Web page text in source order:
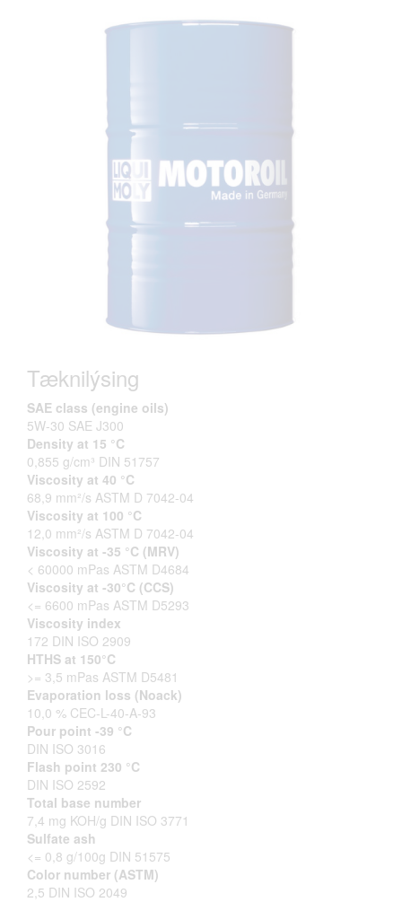
Tæknilýsing
SAE class (engine oils)
5W-30 SAE J300
Density at 15 °C
0,855 g/cm³ DIN 51757
Viscosity at 40 °C
68,9 mm²/s ASTM D 7042-04
Viscosity at 100 °C
12,0 mm²/s ASTM D 7042-04
Viscosity at -35 °C (MRV)
< 60000 mPas ASTM D4684
Viscosity at -30°C (CCS)
<= 6600 mPas ASTM D5293
Viscosity index
172 DIN ISO 2909
HTHS at 150°C
>= 3,5 mPas ASTM D5481
Evaporation loss (Noack)
10,0 % CEC-L-40-A-93
Pour point -39 °C
DIN ISO 3016
Flash point 230 °C
DIN ISO 2592
Total base number
7,4 mg KOH/g DIN ISO 3771
Sulfate ash
<= 0,8 g/100g DIN 51575
Color number (ASTM)
2,5 DIN ISO 2049